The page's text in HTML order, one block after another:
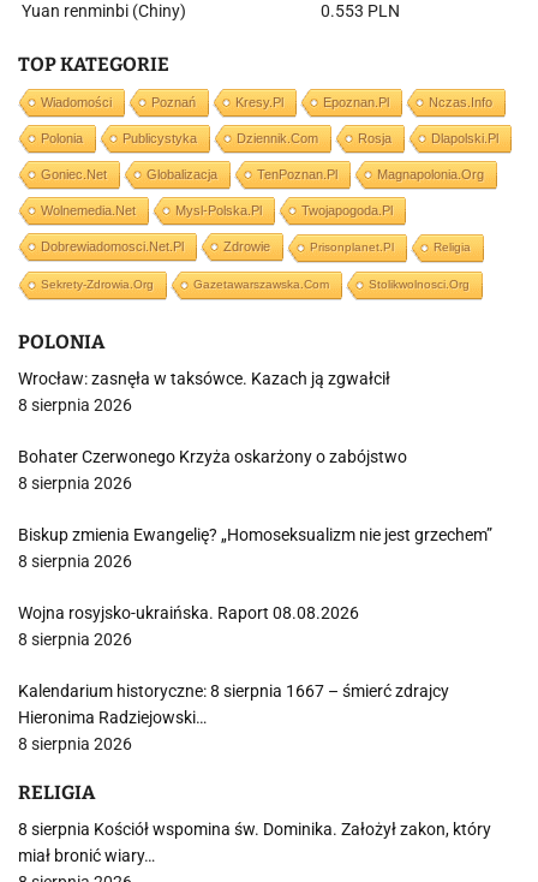
Yuan renminbi (Chiny)
0.553 PLN
TOP KATEGORIE
Wiadomości Poznań Kresy.pl Epoznan.pl Nczas.info
Polonia Publicystyka Dziennik.com Rosja Dlapolski.pl
Goniec.net Globalizacja TenPoznan.pl Magnapolonia.org
Wolnemedia.net Mysl-Polska.pl Twojapogoda.pl
Dobrewiadomosci.net.pl Zdrowie Prisonplanet.pl Religia
Sekrety-Zdrowia.org Gazetawarszawska.com Stolikwolnosci.org
POLONIA
Wrocław: zasnęła w taksówce. Kazach ją zgwałcił
8 sierpnia 2026
Bohater Czerwonego Krzyża oskarżony o zabójstwo
8 sierpnia 2026
Biskup zmienia Ewangelię? „Homoseksualizm nie jest grzechem”
8 sierpnia 2026
Wojna rosyjsko-ukraińska. Raport 08.08.2026
8 sierpnia 2026
Kalendarium historyczne: 8 sierpnia 1667 – śmierć zdrajcy
Hieronima Radziejowski…
8 sierpnia 2026
RELIGIA
8 sierpnia Kościół wspomina św. Dominika. Założył zakon, który
miał bronić wiary…